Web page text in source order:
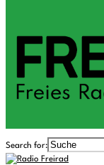
Search for: